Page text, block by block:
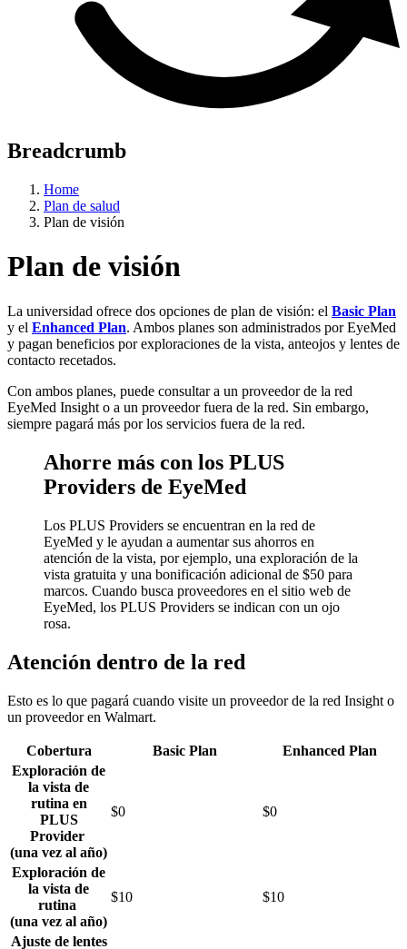
Breadcrumb
Home
Plan de salud
Plan de visión
Plan de visión
La universidad ofrece dos opciones de plan de visión: el Basic Plan
y el Enhanced Plan. Ambos planes son administrados por EyeMed
y pagan beneficios por exploraciones de la vista, anteojos y lentes de
contacto recetados.
Con ambos planes, puede consultar a un proveedor de la red
EyeMed Insight o a un proveedor fuera de la red. Sin embargo,
siempre pagará más por los servicios fuera de la red.
Ahorre más con los PLUS
Providers de EyeMed
Los PLUS Providers se encuentran en la red de
EyeMed y le ayudan a aumentar sus ahorros en
atención de la vista, por ejemplo, una exploración de la
vista gratuita y una bonificación adicional de $50 para
marcos. Cuando busca proveedores en el sitio web de
EyeMed, los PLUS Providers se indican con un ojo
rosa.
Atención dentro de la red
Esto es lo que pagará cuando visite un proveedor de la red Insight o
un proveedor en Walmart.
Cobertura Basic Plan
Enhanced Plan
Exploración de
la vista de
rutina en
PLUS
Provider
(una vez al año)
$0 $0
Exploración de
la vista de
rutina
(una vez al año)
$10 $10
Ajuste de lentes